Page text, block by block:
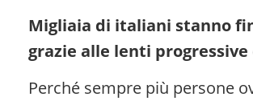
Migliaia di italiani stanno
grazie alle lenti
Perché sempre più persone